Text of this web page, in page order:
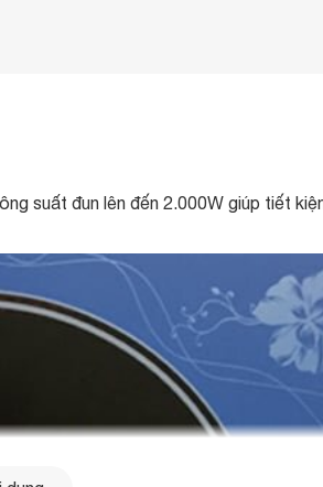
suất đun lên đến 2.000W giúp tiết